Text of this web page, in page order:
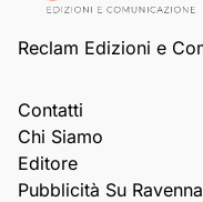
Reclam Edizioni e
Contatti
Chi Siamo
Editore
Pubblicità Su